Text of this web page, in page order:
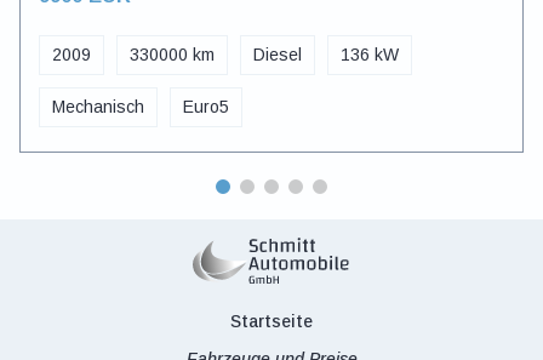
2009 330000 km Diesel 136 kW
Mechanisch Euro5
Startseite